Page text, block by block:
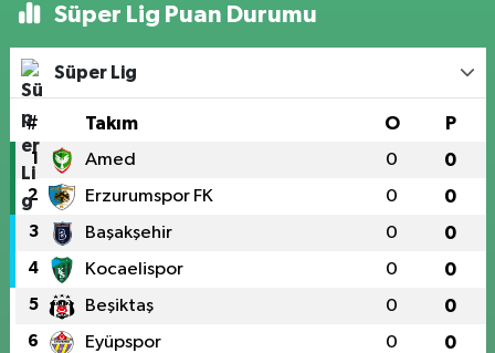
Süper Lig Puan Durumu
Süper Lig
# Takım O P
1 Amed 0 0
2 Erzurumspor FK 0 0
3 Başakşehir 0 0
4 Kocaelispor 0 0
5 Beşiktaş 0 0
6 Eyüpspor 0 0